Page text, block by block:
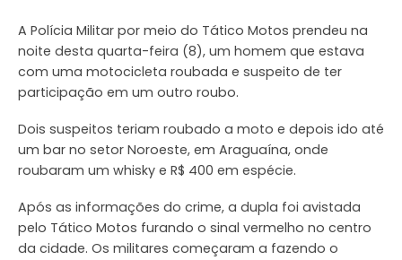
A Polícia Militar por meio do Tático Motos prendeu na
noite desta quarta-feira (8), um homem que estava
com uma motocicleta roubada e suspeito de ter
participação em um outro roubo.
Dois suspeitos teriam roubado a moto e depois ido até
um bar no setor Noroeste, em Araguaína, onde
roubaram um whisky e R$ 400 em espécie.
Após as informações do crime, a dupla foi avistada
pelo Tático Motos furando o sinal vermelho no centro
da cidade. Os militares começaram a fazendo o